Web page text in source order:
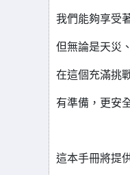
我們能夠享受
但無論是天災
在這個充滿挑
有準備，更安
這本手冊將提